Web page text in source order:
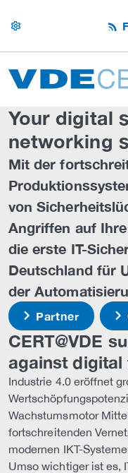
settings
Your digital
networking
Mit der
von
Angriffen auf Ihre
die erste IT-
Deutschland für
der
Partner
CERT@VDE
against
Industrie 4.0 eröffnet
Wachstumsmotor
fortschreitenden
modernen IKT-
Umso wichtiger ist es,